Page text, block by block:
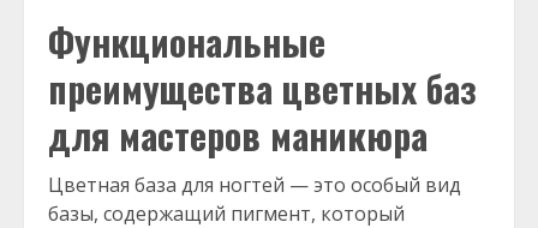
Функциональные
преимущества цветных баз
для мастеров маникюра
Цветная база для ногтей — это особый вид
базы, содержащий пигмент, который